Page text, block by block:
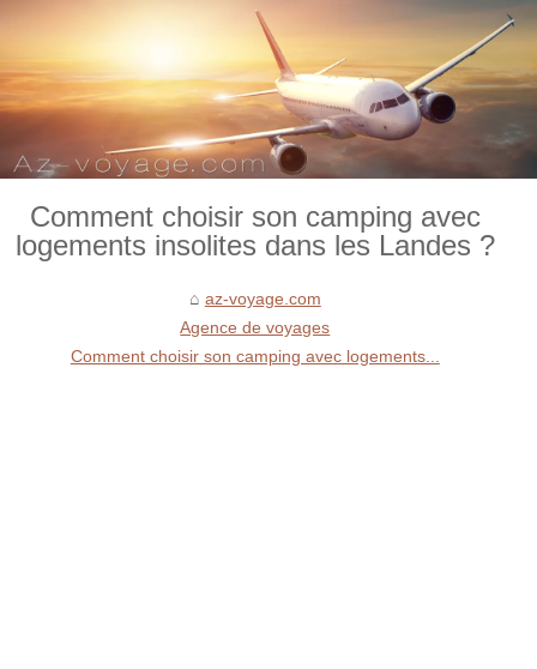
Comment choisir son camping avec
logements insolites dans les Landes ?
az-voyage.com
Agence de voyages
Comment choisir son camping avec logements...